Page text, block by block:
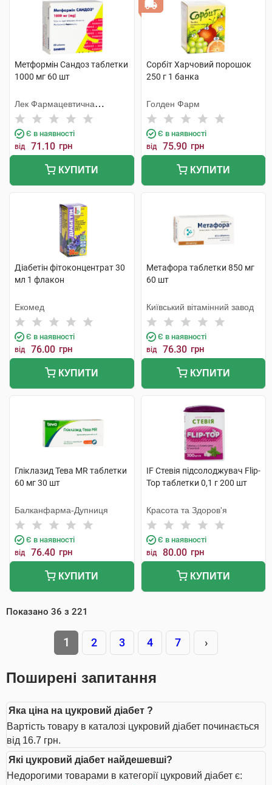
Метформін Сандоз таблетки
1000 мг 60 шт
Лек Фармацевтична
компанія
Є в наявності
від 71.10 грн
КУПИТИ
Сорбіт Харчовий порошок
250 г 1 банка
Голден Фарм
Є в наявності
від 75.90 грн
КУПИТИ
Діабетін фітоконцентрат 30
мл 1 флакон
Екомед
Є в наявності
від 76.00 грн
КУПИТИ
Метафора таблетки 850 мг
60 шт
Київський вітамінний завод
Є в наявності
від 76.30 грн
КУПИТИ
Гліклазид Тева MR таблетки
60 мг 30 шт
Балканфарма-Дупниця
Є в наявності
від 76.40 грн
КУПИТИ
IF Стевія підсолоджувач Flip-
Top таблетки 0,1 г 200 шт
Красота та Здоров'я
Є в наявності
від 80.00 грн
КУПИТИ
Показано 36 з 221
1 2 3 4 7 ›
Поширені запитання
Яка ціна на цукровий діабет ?
Вартість товару в каталозі цукровий діабет починається
від 16.7 грн.
Які цукровий діабет найдешевші?
Недорогими товарами в категорії цукровий діабет є: